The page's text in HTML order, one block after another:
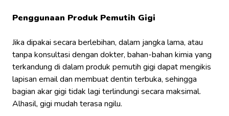
Penggunaan Produk Pemutih Gigi
Jika dipakai secara berlebihan, dalam jangka lama, atau
tanpa konsultasi dengan dokter, bahan-bahan kimia yang
terkandung di dalam produk pemutih gigi dapat mengikis
lapisan email dan membuat dentin terbuka, sehingga
bagian akar gigi tidak lagi terlindungi secara maksimal.
Alhasil, gigi mudah terasa ngilu.